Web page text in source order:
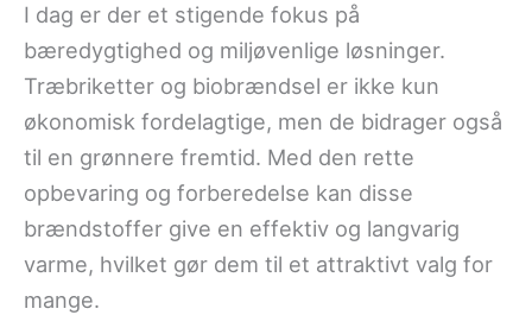
I dag er der et stigende fokus på
bæredygtighed og miljøvenlige løsninger.
Træbriketter og biobrændsel er ikke kun
økonomisk fordelagtige, men de bidrager også
til en grønnere fremtid. Med den rette
opbevaring og forberedelse kan disse
brændstoffer give en effektiv og langvarig
varme, hvilket gør dem til et attraktivt valg for
mange.